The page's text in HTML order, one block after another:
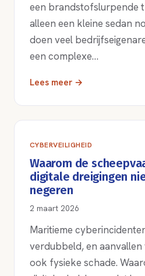
een brandstofslurpende
alleen een kleine sedan
doen veel
een complexe…
Lees meer →
CYBERVEILIGHEID
Waarom de
digitale dreigingen
negeren
2 maart 2026
Maritieme
verdubbeld, en
ook fysieke schade.